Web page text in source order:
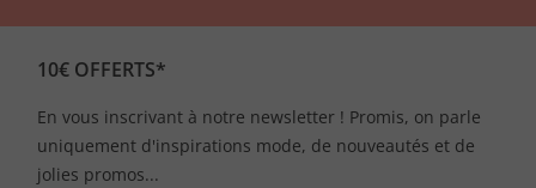
10€ OFFERTS*
En vous inscrivant à notre newsletter ! Promis, on parle
uniquement d'inspirations mode, de nouveautés et de
jolies promos...